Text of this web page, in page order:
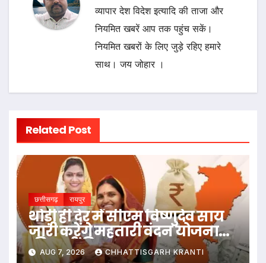
व्यापार देश विदेश इत्यादि की ताजा और
नियमित खबरें आप तक पहुंच सकें।
नियमित खबरों के लिए जुड़े रहिए हमारे
साथ। जय जोहार ।
Related Post
छत्तीसगढ़ रायपुर
थोड़ी ही देर में सीएम विष्णुदेव साय
जारी करेंगे महतारी वंदन योजना
की 30वीं किस्त
AUG 7, 2026 CHHATTISGARH KRANTI